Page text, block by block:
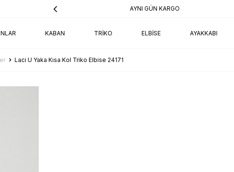
AYNI GÜN KARGO
KABAN TRIKO ELBISE AYAKKABI
Laci U Yaka Kısa Kol Triko Elbise 24171